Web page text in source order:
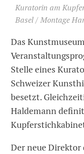
Kuratorin am
Basel / Montage
Das
Stelle eines
Schweizer
besetzt.
Haldemann
Der neue Direktor